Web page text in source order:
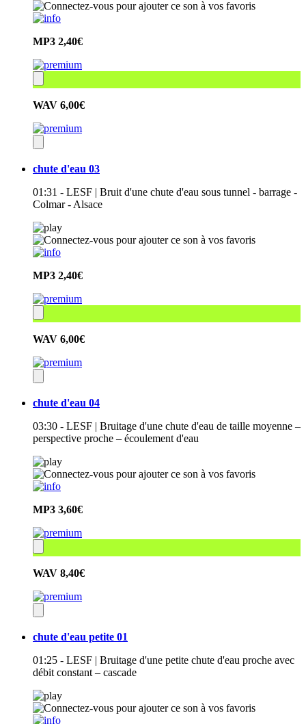
MP3 2,40€
WAV 6,00€
chute d'eau 03
01:31 - LESF | Bruit d'une chute d'eau sous tunnel - barrage -
Colmar - Alsace
MP3 2,40€
WAV 6,00€
chute d'eau 04
03:30 - LESF | Bruitage d'une chute d'eau de taille moyenne –
perspective proche – écoulement d'eau
MP3 3,60€
WAV 8,40€
chute d'eau petite 01
01:25 - LESF | Bruitage d'une petite chute d'eau proche avec
débit constant – cascade